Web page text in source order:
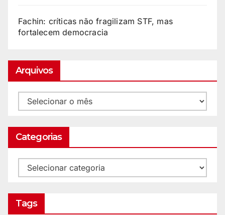
Fachin: críticas não fragilizam STF, mas
fortalecem democracia
Arquivos
Categorias
Tags